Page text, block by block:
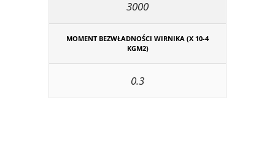
3000
MOMENT BEZWŁADNOŚCI WIRNIKA (X 10-4
KGM2)
0.3